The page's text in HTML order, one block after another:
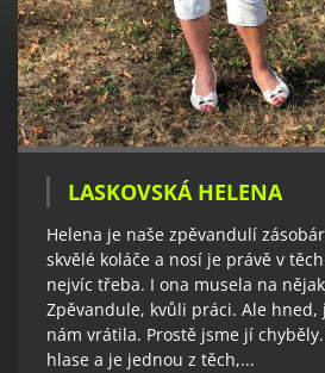
LASKOVSKÁ HELENA
Helena je naše zpěvandulí
skvělé koláče a nosí je právě v
nejvíc třeba. I ona musela na
Zpěvandule, kvůli práci. Ale hned,
nám vrátila. Prostě jsme jí
hlase a je jednou z těch,...